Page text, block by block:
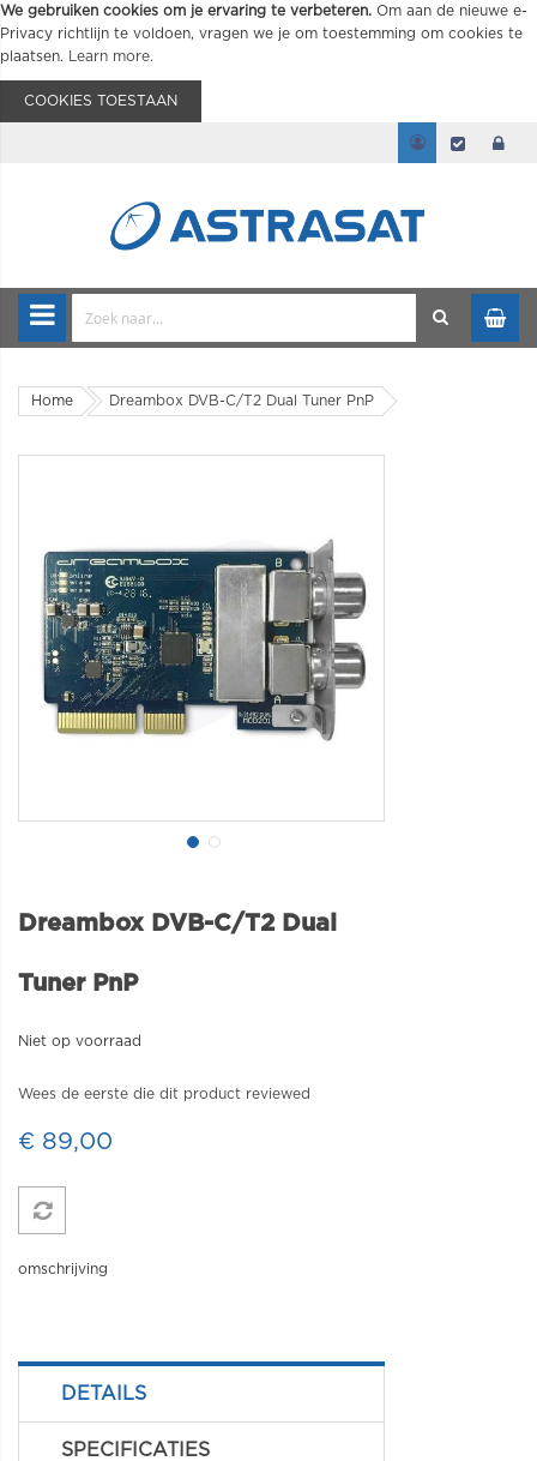
We gebruiken cookies om je ervaring te verbeteren. Om aan de nieuwe e-
Privacy richtlijn te voldoen, vragen we je om toestemming om cookies te
plaatsen.
Learn more.
COOKIES TOESTAAN
Home Dreambox DVB-C/T2 Dual Tuner PnP
Dreambox DVB-C/T2 Dual
Tuner PnP
Niet op voorraad
Wees de eerste die dit product reviewed
€ 89,00
omschrijving
DETAILS
SPECIFICATIES